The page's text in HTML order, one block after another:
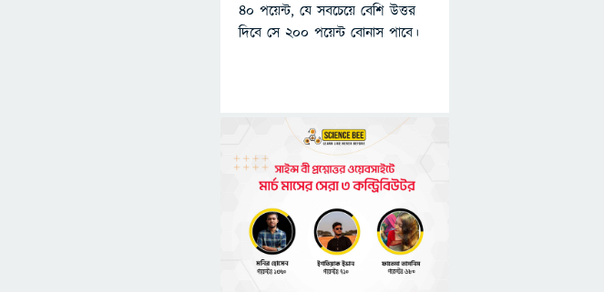
৪০ পয়েন্ট, যে সবচেয়ে বেশি উত্তর
দিবে সে ২০০ পয়েন্ট বোনাস পাবে।